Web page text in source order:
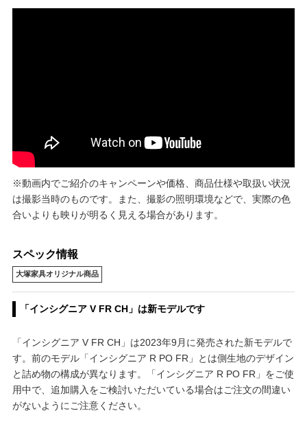
※動画内でご紹介のキャンペーンや価格、商品仕様や取扱い状況
は撮影当時のものです。また、撮影の照明環境などで、実際の色
合いよりも映りが明るく見える場合があります。
スペック情報
大塚家具オリジナル商品
「インシグニア V FR CH」は新モデルです
「インシグニア V FR CH」は2023年9月に発売された新モデルで
す。前のモデル「インシグニア R PO FR」とは側生地のデザイン
と詰め物の構成が異なります。「インシグニア R PO FR」をご使
用中で、追加購入をご検討いただいている場合はご注文の間違い
がないようにご注意ください。